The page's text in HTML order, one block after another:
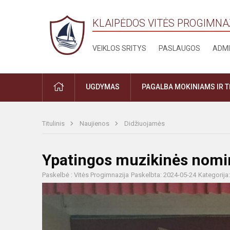
KLAIPĖDOS VITĖS
VEIKLOS SRITYS PASLAUGOS
PRADŽIAUGDYMAS PAGALBA MOKINIAMS IR
Titulinis Naujienos Didžiuojamės
Ypatingos muzikinės
Paskelbė : Vitės Progimnazija Paskelbta: 2024-05-24